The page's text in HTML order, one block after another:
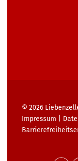
© 2026
Impressum